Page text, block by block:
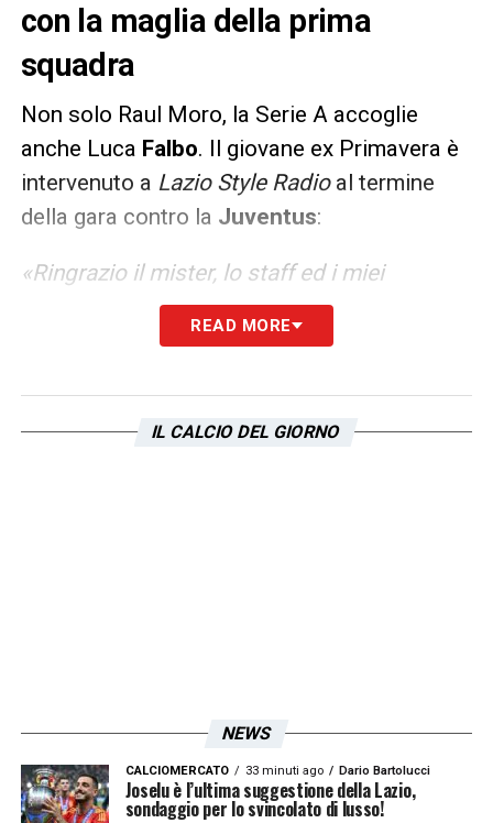
con la maglia della prima
squadra
Non solo Raul Moro, la Serie A accoglie
anche Luca Falbo. Il giovane ex Primavera è
intervenuto a Lazio Style Radioal termine
della gara contro la Juventus:
«Ringrazio il mister, lo staff ed i miei
compagni. Appena sono entrato mi
sembrava di giocare alla play station,
Noi siamo disponibilissimi con lo staff e con
Accetto laPrivacy Policy
READ MORE
IL CALCIO DEL GIORNO
NEWS
CALCIOMERCATO 33 minuti ago Dario Bartolucci
Joselu è l’ultima suggestione della Lazio,
sondaggio per lo svincolato di lusso!